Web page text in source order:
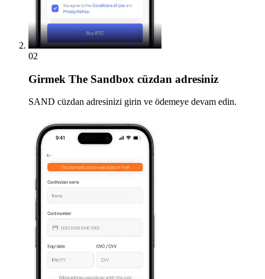
02
Girmek The Sandbox cüzdan adresiniz
SAND cüzdan adresinizi girin ve ödemeye devam edin.